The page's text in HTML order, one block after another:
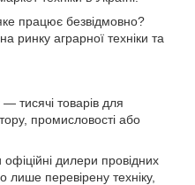
працює безвідмовно?
ринку аграрної техніки та
— тисячі товарів для
промисловості або
дилери провідних
лише перевірену техніку,